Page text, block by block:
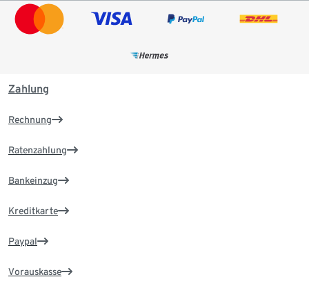
Zahlung
Rechnung
Ratenzahlung
Bankeinzug
Kreditkarte
Paypal
Vorauskasse